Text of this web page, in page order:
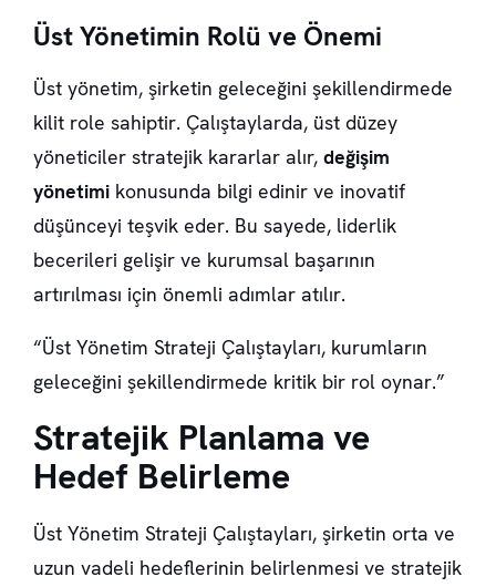
Üst Yönetimin Rolü ve Önemi
Üst yönetim, şirketin geleceğini şekillendirmede
kilit role sahiptir. Çalıştaylarda, üst düzey
yöneticiler stratejik kararlar alır, değişim
yönetimi konusunda bilgi edinir ve inovatif
düşünceyi teşvik eder. Bu sayede, liderlik
becerileri gelişir ve kurumsal başarının
artırılması için önemli adımlar atılır.
“Üst Yönetim Strateji Çalıştayları, kurumların
geleceğini şekillendirmede kritik bir rol oynar.”
Stratejik Planlama ve
Hedef Belirleme
Üst Yönetim Strateji Çalıştayları, şirketin orta ve
uzun vadeli hedeflerinin belirlenmesi ve stratejik